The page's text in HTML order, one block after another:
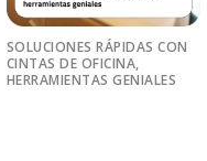
SOLUCIONES RÁPIDAS CON
CINTAS DE OFICINA,
HERRAMIENTAS GENIALES